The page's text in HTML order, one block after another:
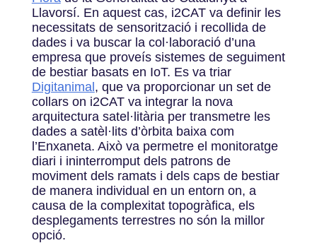
Llavorsí. En aquest cas, i2CAT va definir les
necessitats de sensorització i recollida de
dades i va buscar la col·laboració d’una
empresa que proveís sistemes de seguiment
de bestiar basats en IoT. Es va triar
Digitanimal, que va proporcionar un set de
collars on i2CAT va integrar la nova
arquitectura satel·litària per transmetre les
dades a satèl·lits d’òrbita baixa com
l’Enxaneta. Això va permetre el monitoratge
diari i ininterromput dels patrons de
moviment dels ramats i dels caps de bestiar
de manera individual en un entorn on, a
causa de la complexitat topogràfica, els
desplegaments terrestres no són la millor
opció.